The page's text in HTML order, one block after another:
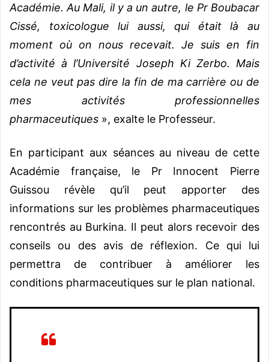
Académie. Au Mali, il y a un autre, le Pr Boubacar
Cissé, toxicologue lui aussi, qui était là au
moment où on nous recevait. Je suis en fin
d’activité à l’Université Joseph Ki Zerbo. Mais
cela ne veut pas dire la fin de ma carrière ou de
mes activités professionnelles
pharmaceutiques », exalte le Professeur.
En participant aux séances au niveau de cette
Académie française, le Pr Innocent Pierre
Guissou révèle qu’il peut apporter des
informations sur les problèmes pharmaceutiques
rencontrés au Burkina. Il peut alors recevoir des
conseils ou des avis de réflexion. Ce qui lui
permettra de contribuer à améliorer les
conditions pharmaceutiques sur le plan national.